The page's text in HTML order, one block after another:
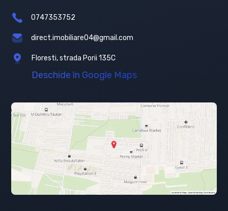
0747353752
direct.imobiliare04@gmail.com
Floresti, strada Porii 135C
Deschide în Google Maps